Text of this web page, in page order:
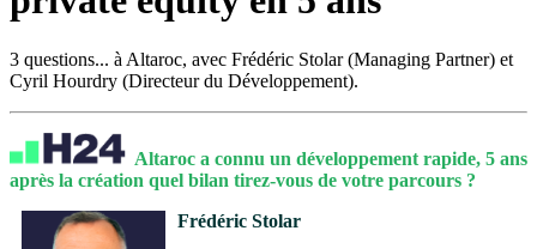
3 questions... à Altaroc, avec Frédéric Stolar (Managing Partner) et
Cyril Hourdry (Directeur du Développement).
Altaroc a connu un développement rapide, 5 ans
après la création quel bilan tirez-vous de votre parcours ?
Frédéric Stolar